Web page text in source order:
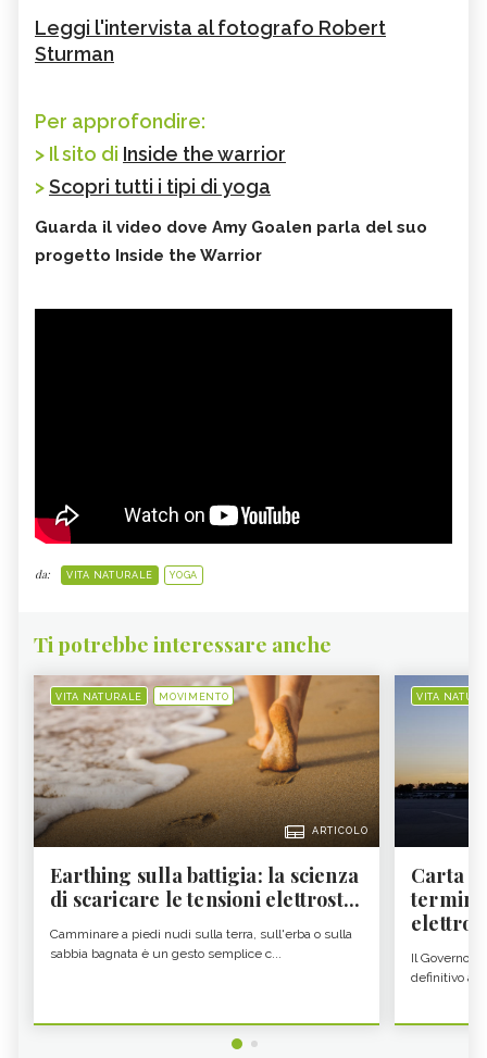
Leggi l'intervista al fotografo Robert
Sturman
Per approfondire:
> Il sito di Inside the warrior
>Scopri tutti i tipi di yoga
Guarda il video dove Amy Goalen parla del suo
progetto Inside the Warrior
da: VITA NATURALE YOGA
Ti potrebbe interessare anche
VITA NATURALE MOVIMENTO
ARTICOLO
Earthing sulla battigia: la scienza
di scaricare le tensioni elettrost...
Camminare a piedi nudi sulla terra, sull'erba o sulla
sabbia bagnata è un gesto semplice c...
VITA
Carta
Il Governo
definitivo